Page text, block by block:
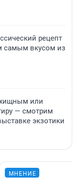
рецепт
самым вкусом из
или
— смотрим
экзотики
МНЕНИЕ